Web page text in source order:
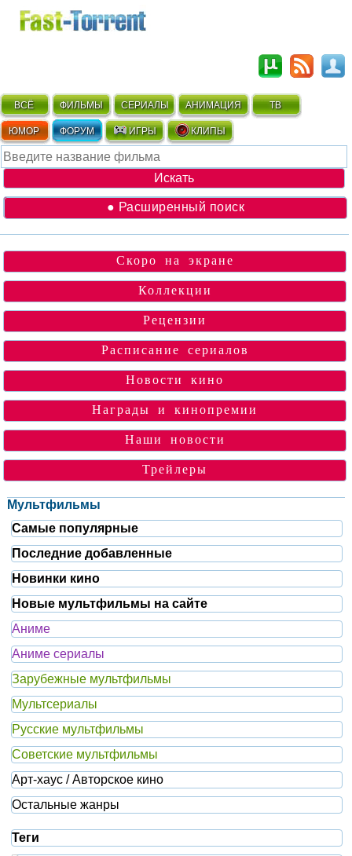
ВСЁ ФИЛЬМЫ СЕРИАЛЫ АНИМАЦИЯ ТВ
ЮМОР ФОРУМ ИГРЫ КЛИПЫ
● Расширенный поиск
Скоро на экране
Коллекции
Рецензии
Расписание сериалов
Новости кино
Награды и кинопремии
Наши новости
Трейлеры
Мультфильмы
Самые популярные
Последние добавленные
Новинки кино
Новые мультфильмы на сайте
Аниме
Аниме сериалы
Зарубежные мультфильмы
Мультсериалы
Русские мультфильмы
Советские мультфильмы
Арт-хаус / Авторское кино
Остальные жанры
Теги